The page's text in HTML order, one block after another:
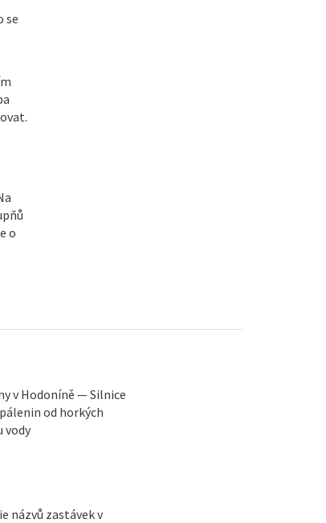
se
o
v Hodoníně — Silnice
od horkých
vody
názvů zastávek v